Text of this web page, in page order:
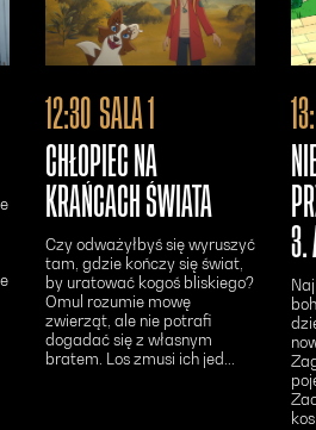
się w nowym oknie - Bilety24
12:30 SALA 1 Otwiera się w
CHŁOPIEC NA
KRAŃCACH ŚWIATA
Czy odważyłbyś się wyruszyć
tam, gdzie kończy się świat,
by uratować kogoś bliskiego?
Omul rozumie mowę
zwierząt, ale nie potrafi
dogadać się z własnym
bratem. Los zmusi ich jed...
3.